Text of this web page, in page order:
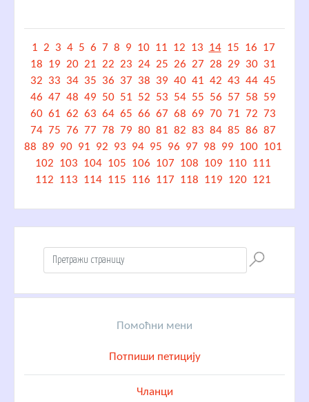
1 2 3 4 5 6 7 8 9 10 11 12 13 14 15 16 17
18 19 20 21 22 23 24 25 26 27 28 29 30 31
32 33 34 35 36 37 38 39 40 41 42 43 44 45
46 47 48 49 50 51 52 53 54 55 56 57 58 59
60 61 62 63 64 65 66 67 68 69 70 71 72 73
74 75 76 77 78 79 80 81 82 83 84 85 86 87
88 89 90 91 92 93 94 95 96 97 98 99 100 101
102 103 104 105 106 107 108 109 110 111
112 113 114 115 116 117 118 119 120 121
Помоћни мени
Потпиши петицију
Чланци